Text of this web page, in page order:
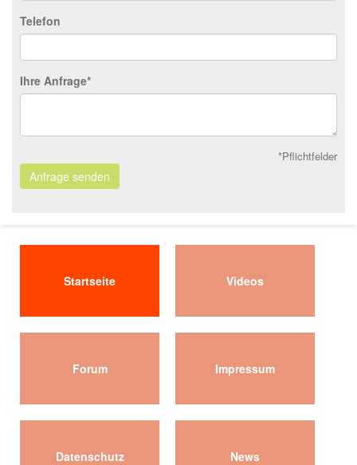
Telefon
Ihre Anfrage*
*Pflichtfelder
Anfrage senden
Startseite Videos
Forum Impressum
Datenschutz News